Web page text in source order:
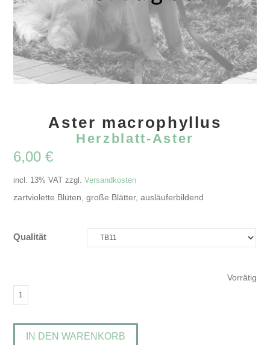
Aster macrophyllus
Herzblatt-Aster
6,00€
incl. 13% VAT zzgl.Versandkosten
zartviolette Blüten, große Blätter, ausläuferbildend
Qualität
Vorrätig
Aster
Aster
MengeIN DEN WARENKORB